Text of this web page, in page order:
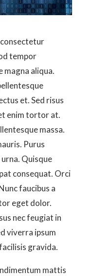
tempor
magna aliqua.
et. Sed risus
enim tortor at.
massa.
Purus
Quisque
consequat. Orci
faucibus a
eget dolor.
nec feugiat in
viverra ipsum
gravida.
mattis